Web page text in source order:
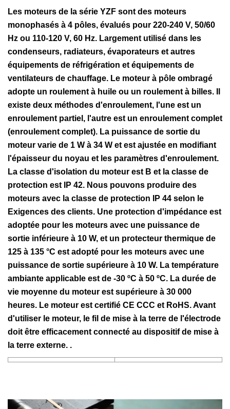
Les moteurs de la série YZF sont des moteurs
monophasés à 4 pôles, évalués pour 220-240 V, 50/60
Hz ou 110-120 V, 60 Hz. Largement utilisé dans les
condenseurs, radiateurs, évaporateurs et autres
équipements de réfrigération et équipements de
ventilateurs de chauffage. Le moteur à pôle ombragé
adopte un roulement à huile ou un roulement à billes. Il
existe deux méthodes d'enroulement, l'une est un
enroulement partiel, l'autre est un enroulement complet
(enroulement complet). La puissance de sortie du
moteur varie de 1 W à 34 W et est ajustée en modifiant
l'épaisseur du noyau et les paramètres d'enroulement.
La classe d'isolation du moteur est B et la classe de
protection est IP 42. Nous pouvons produire des
moteurs avec la classe de protection IP 44 selon le
Exigences des clients. Une protection d'impédance est
adoptée pour les moteurs avec une puissance de
sortie inférieure à 10 W, et un protecteur thermique de
125 à 135 °C est adopté pour les moteurs avec une
puissance de sortie supérieure à 10 W. La température
ambiante applicable est de -30 ºC à 50 ºC. La durée de
vie moyenne du moteur est supérieure à 30 000
heures. Le moteur est certifié CE CCC et RoHS. Avant
d'utiliser le moteur, le fil de mise à la terre de l'électrode
doit être efficacement connecté au dispositif de mise à
la terre externe. .